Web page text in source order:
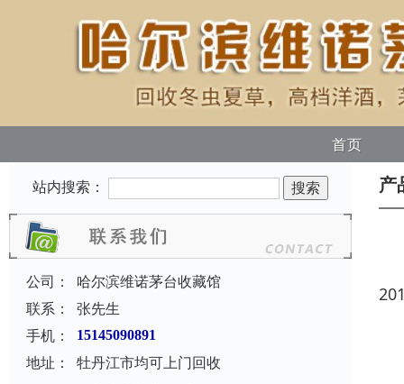
首页
站内搜索：
公司：
哈尔滨维诺茅台收藏馆
联系：
张先生
手机：
15145090891
地址：
牡丹江市均可上门回收
产